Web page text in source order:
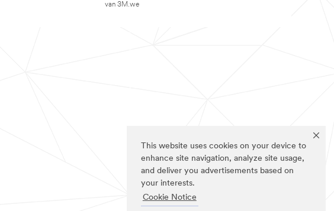
This website uses cookies on your device to
enhance site navigation, analyze site usage,
and deliver you advertisements based on
your interests.
Cookie Notice
van 3M.we